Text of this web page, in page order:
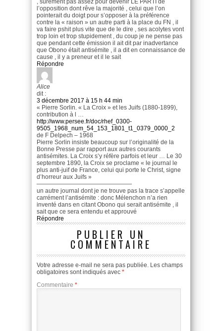
, surement pas assez pour devenir LE PARTI de
l’opposition dont rêve la majorité , celui que l’on
pointerait du doigt pour s’opposer à la préférence
contre la « raison » un autre parti à la place du FN , il
va faire pshit plus vite que de le dire , ses acolytes vont
trop loin et trop stupidement , du coup je ne pense pas
que pendant cette émission il ait dit par inadvertance
que Obono était antisémite , il a dit en connaissance de
cause , il y a preneur et il le sait
Répondre
Alice
dit :
3 décembre 2017 à 15 h 44 min
« Pierre Sorlin. « La Croix » et les Juifs (1880-1899),
contribution à l …
http://www.persee.fr/doc/rhef_0300-
9505_1968_num_54_153_1801_t1_0379_0000_2
de F Delpech – ‎1968
Pierre Sorlin insiste beaucoup sur l’originalité de la
Bonne Presse par rapport aux autres courants
antisémites. La Croix s’y réfère parfois et leur … Le 30
septembre 1890, la Croix se proclame « le journal le
plus anti-juif de France, celui qui porte le Christ, signe
d’horreur aux Juifs »
————————————————
un autre journal dont je ne trouve pas la trace s’appelle
carrément l’antisémite : donc Mélenchon n’a rien
inventé dans en citant Obono qui serait antisémite , il
sait que ce sera entendu et approuvé
Répondre
PUBLIER UN
COMMENTAIRE
Votre adresse e-mail ne sera pas publiée. Les champs
obligatoires sont indiqués avec *
Commentaire *